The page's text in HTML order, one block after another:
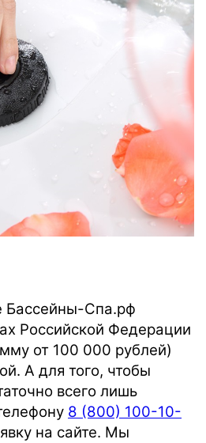
Бассейны-Спа.рф
Российской Федерации
от 100 000 рублей)
А для того, чтобы
всего лишь
8 (800) 100-10-
на сайте. Мы